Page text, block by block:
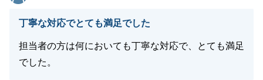
丁寧な対応でとても満足でした
担当者の方は何においても丁寧な対応で、とても満足
でした。